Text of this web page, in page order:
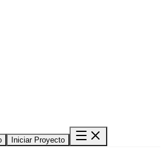
Iniciar Proyecto